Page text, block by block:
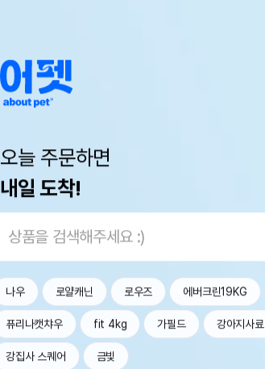
오늘 주문하면
내일 도착!
나우 로얄캐닌 로우즈 에버크린19KG
퓨리나캣챠우 fit 4kg 가필드 강아지사료
강집사 스퀘어 금빛